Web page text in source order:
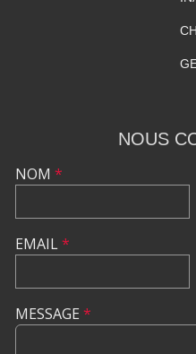
NOUS
NOM *
EMAIL*
MESSAGE *